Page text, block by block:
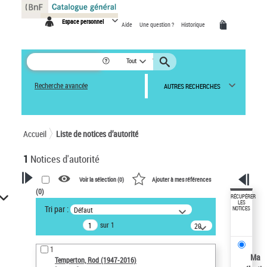
Espace personnel Aide Une question ? Historique
Tout
Recherche avancée AUTRES RECHERCHES
Accueil Liste de notices d’autorité
1 Notices d'autorité
VOTRE RECHERCHE
Recherche avancée dans les
notices d’autorité
Œuvres liées à l'auteur :
Temperton, Rod (1947-2016)
Voir la sélection (0) Ajouter à mes références
(0)
Tri par : Défaut
sur 1
20
résultats/page
1
Temperton, Rod (1947-2016)
RÉCUPÉRER
LES
NOTICES
Ma
Panneau de gestion des cookies